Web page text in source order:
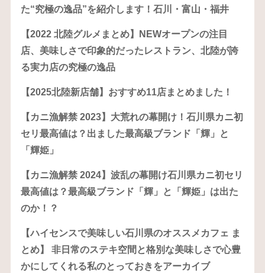
た“究極の逸品”を紹介します！石川・富山・福井
【2022 北陸グルメまとめ】NEWオープンの注目
店、美味しさで印象的だったレストラン、北陸が誇
る実力店の究極の逸品
【2025北陸新店舗】おすすめ11店まとめました！
【カニ漁解禁 2023】大荒れの幕開け！石川県カニ初
セリ最高値は？出ました最高級ブランド「輝」と
「輝姫」
【カニ漁解禁 2024】波乱の幕開け石川県カニ初セリ
最高値は？最高級ブランド「輝」と「輝姫」は出た
のか！？
【ハイセンスで美味しい石川県のオススメカフェ ま
とめ】 非日常のステキ空間と格別な美味しさで心豊
かにしてくれる私のとっておきをアーカイブ